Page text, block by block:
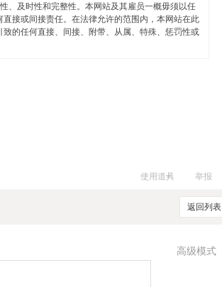
、及时性和完整性。本网站及其雇员一概毋须以任
接或间接责任。在法律允许的范围内，本网站在此
的任何直接、间接、附带、从属、特殊、惩罚性或
使用道具 举报
返回列表
高级模式